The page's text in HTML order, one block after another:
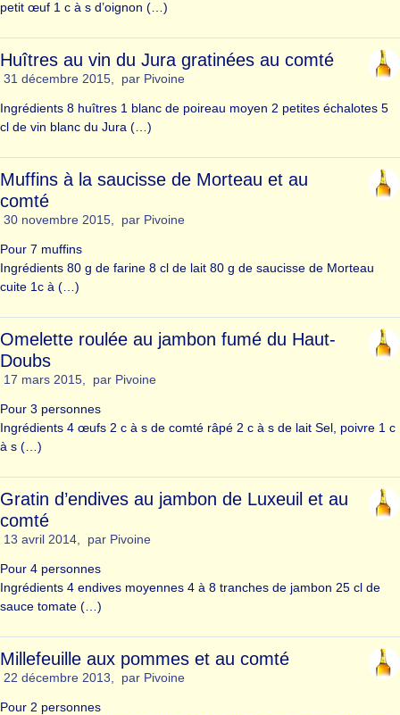
petit œuf 1 c à s d’oignon (…)
Huîtres au vin du Jura gratinées au comté
31 décembre 2015, par Pivoine
Ingrédients 8 huîtres 1 blanc de poireau moyen 2 petites échalotes 5
cl de vin blanc du Jura (…)
Muffins à la saucisse de Morteau et au
comté
30 novembre 2015, par Pivoine
Pour 7 muffins
Ingrédients 80 g de farine 8 cl de lait 80 g de saucisse de Morteau
cuite 1c à (…)
Omelette roulée au jambon fumé du Haut-
Doubs
17 mars 2015, par Pivoine
Pour 3 personnes
Ingrédients 4 œufs 2 c à s de comté râpé 2 c à s de lait Sel, poivre 1 c
à s (…)
Gratin d’endives au jambon de Luxeuil et au
comté
13 avril 2014, par Pivoine
Pour 4 personnes
Ingrédients 4 endives moyennes 4 à 8 tranches de jambon 25 cl de
sauce tomate (…)
Millefeuille aux pommes et au comté
22 décembre 2013, par Pivoine
Pour 2 personnes